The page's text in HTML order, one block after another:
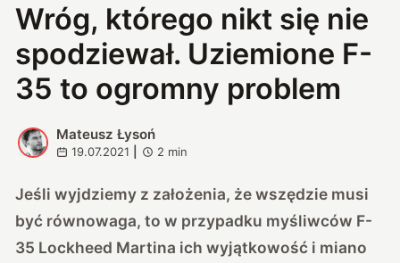
Wróg, którego nikt się nie
spodziewał. Uziemione F-
35 to ogromny problem
M
Mateusz Łysoń
19.07.2021 2 min
Jeśli wyjdziemy z założenia, że wszędzie musi
być równowaga, to w przypadku myśliwców F-
35 Lockheed Martina ich wyjątkowość i miano